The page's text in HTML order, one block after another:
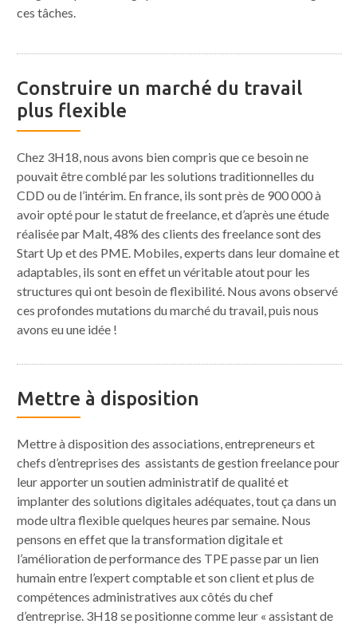
ces tâches.
Construire un marché du travail
plus flexible
Chez 3H18, nous avons bien compris que ce besoin ne
pouvait être comblé par les solutions traditionnelles du
CDD ou de l’intérim. En france, ils sont près de 900 000 à
avoir opté pour le statut de freelance, et d’après une étude
réalisée par Malt, 48% des clients des freelance sont des
Start Up et des PME. Mobiles, experts dans leur domaine et
adaptables, ils sont en effet un véritable atout pour les
structures qui ont besoin de flexibilité. Nous avons observé
ces profondes mutations du marché du travail, puis nous
avons eu une idée !
Mettre à disposition
Mettre à disposition des associations, entrepreneurs et
chefs d’entreprises des assistants de gestion freelance pour
leur apporter un soutien administratif de qualité et
implanter des solutions digitales adéquates, tout ça dans un
mode ultra flexible quelques heures par semaine. Nous
pensons en effet que la transformation digitale et
l’amélioration de performance des TPE passe par un lien
humain entre l’expert comptable et son client et plus de
compétences administratives aux côtés du chef
d’entreprise. 3H18 se positionne comme leur « assistant de